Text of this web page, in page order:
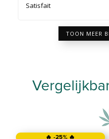
Satisfait
TOON MEER
🔥 -25% 🔥